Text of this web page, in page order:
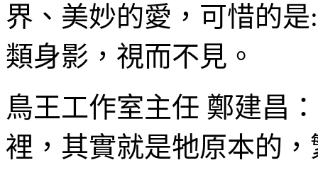
界、美妙的愛，可惜的
類身影，視而不見。
鳥王工作室主任 鄭建昌
裡，其實就是牠原本的